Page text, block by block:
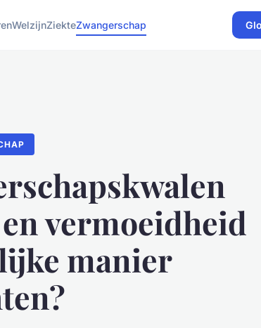
WelzijnZiekteZwangerschap
vermoeidheid
manier